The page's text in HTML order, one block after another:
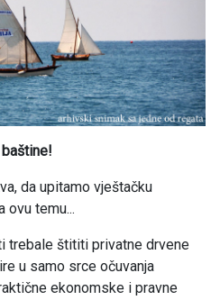
da upitamo vještačku
temu...
trebale štititi privatne drvene
u samo srce očuvanja
ekonomske i pravne